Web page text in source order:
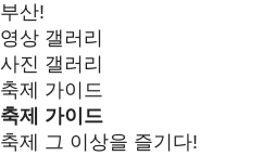
부산!
영상 갤러리
사진 갤러리
축제 가이드
축제 가이드
축제 그 이상을 즐기다!